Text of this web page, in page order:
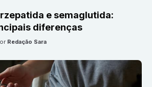
e semaglutida:
diferenças
Redação Sara